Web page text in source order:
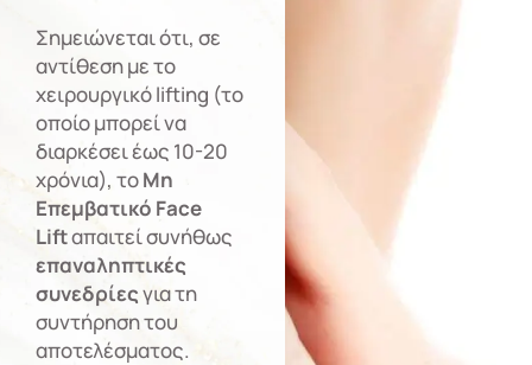
Σημειώνεται ότι, σε
αντίθεση με το
χειρουργικό lifting (το
οποίο μπορεί να
διαρκέσει έως 10-20
χρόνια), τοΜη
Επεμβατικό Face
Liftαπαιτεί συνήθως
επαναληπτικές
συνεδρίεςγια τη
συντήρηση του
αποτελέσματος.